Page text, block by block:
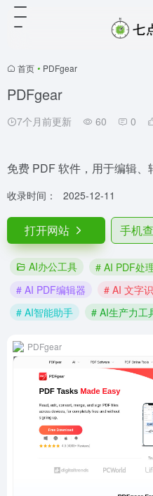
首页 • PDFgear
PDFgear
7个月前更新 60 0
免费 PDF 软件，用于编辑、
收录时间： 2025-12-11
打开网站 手机
AI办公工具 # AI PDF处
# AI PDF编辑器
# AI 文字
# AI智能助手
# AI生产力工
PDFgear